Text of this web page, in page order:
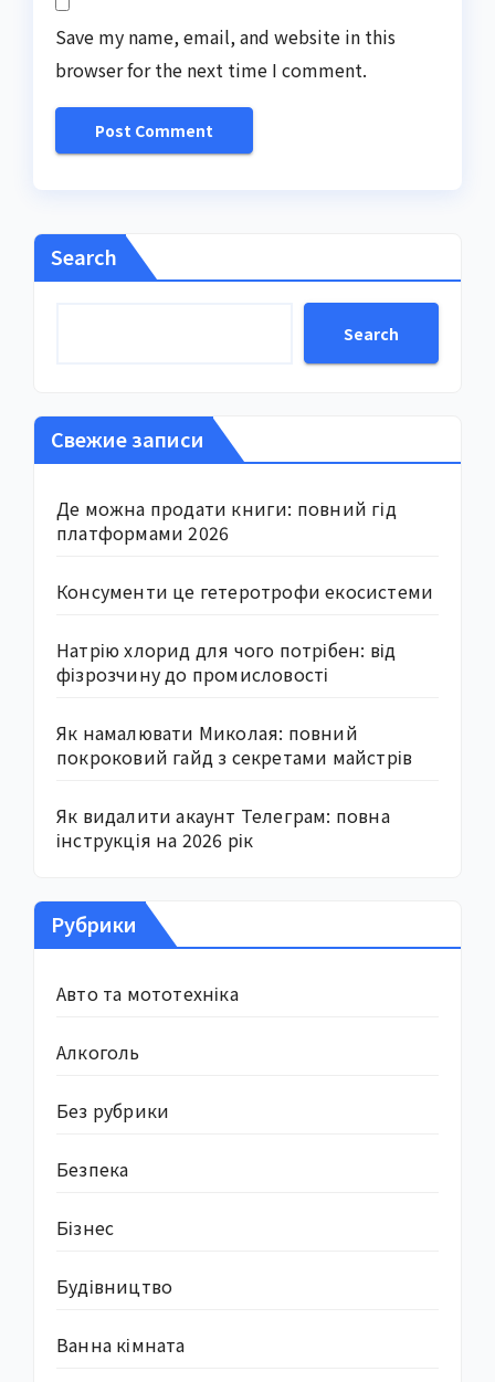
Save my name, email, and website in this
browser for the next time I comment.
Search
Search
Свежие записи
Де можна продати книги: повний гід
платформами 2026
Консументи це гетеротрофи екосистеми
Натрію хлорид для чого потрібен: від
фізрозчину до промисловості
Як намалювати Миколая: повний
покроковий гайд з секретами майстрів
Як видалити акаунт Телеграм: повна
інструкція на 2026 рік
Рубрики
Авто та мототехніка
Алкоголь
Без рубрики
Безпека
Бізнес
Будівництво
Ванна кімната